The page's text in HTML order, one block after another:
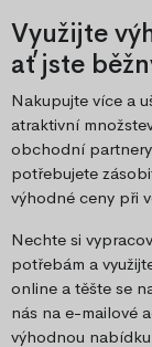
Využijte
ať jste
Nakupujte více a
atraktivní
obchodní
potřebujete
výhodné ceny při
Nechte si
potřebám a
online a těšte se
nás na e-mailové
výhodnou